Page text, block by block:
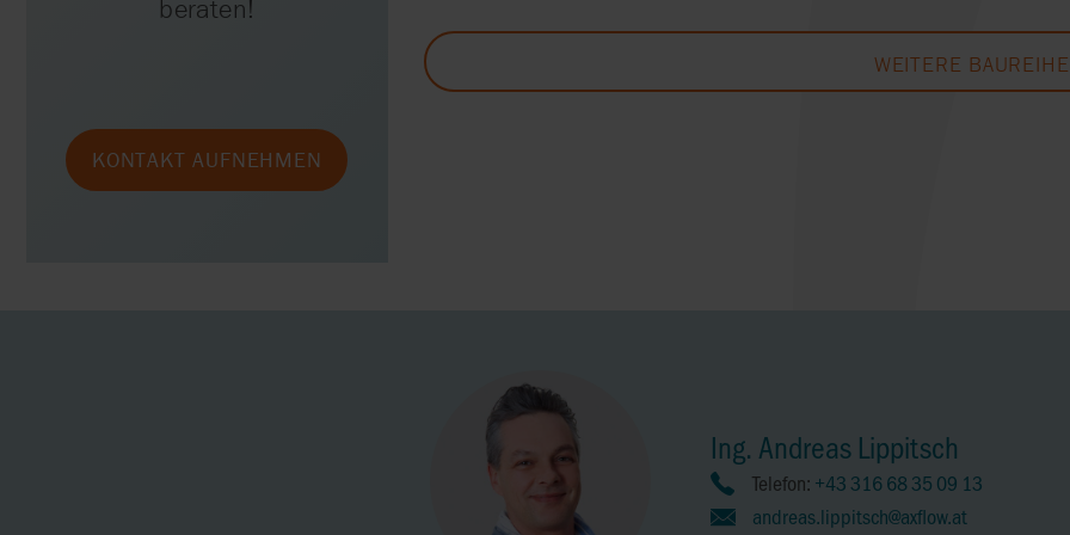
beraten!
KONTAKT AUFNEHMEN
WEITERE
Ing. Andreas Lippitsch
Telefon: +43 316 68 35 09 13
andreas.lippitsch@axflow.at